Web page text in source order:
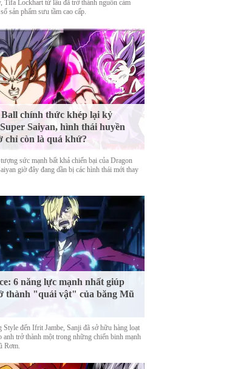
Tifa Lockhart từ lâu đã trở thành nguồn cảm
sản phẩm sưu tầm cao cấp.
chính thức khép lại kỷ
Saiyan, hình thái huyền
chỉ còn là quá khứ?
sức mạnh bất khả chiến bại của Dragon
giờ đây đang dần bị các hình thái mới thay
6 năng lực mạnh nhất giúp
thành "quái vật" của băng Mũ
Style đến Ifrit Jambe, Sanji đã sở hữu hàng loạt
anh trở thành một trong những chiến binh mạnh
Rơm.